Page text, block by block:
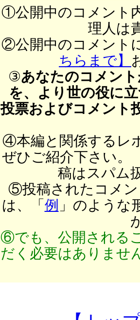
①公開中のコメント
理人は
②公開中のコメント
ちらまで】
③あなたのコメン
を、より世の役に
投票およびコメント
④本編と関係するレ
ぜひご紹介下さい。
稿はスパム
⑤投稿されたコメン
は、「 例 」のような
⑥でも、公開される
だく必要はありませ